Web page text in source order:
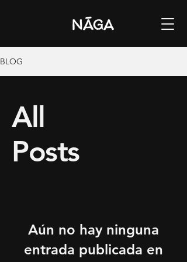
BLOG
All
Posts
Aún no hay ninguna
entrada publicada en